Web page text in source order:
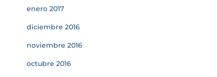
enero 2017
diciembre 2016
noviembre 2016
octubre 2016